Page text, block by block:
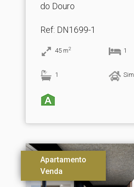
do Douro
Ref: DN1699-1
45 m2 1
1 Sim
Apartamento
Venda